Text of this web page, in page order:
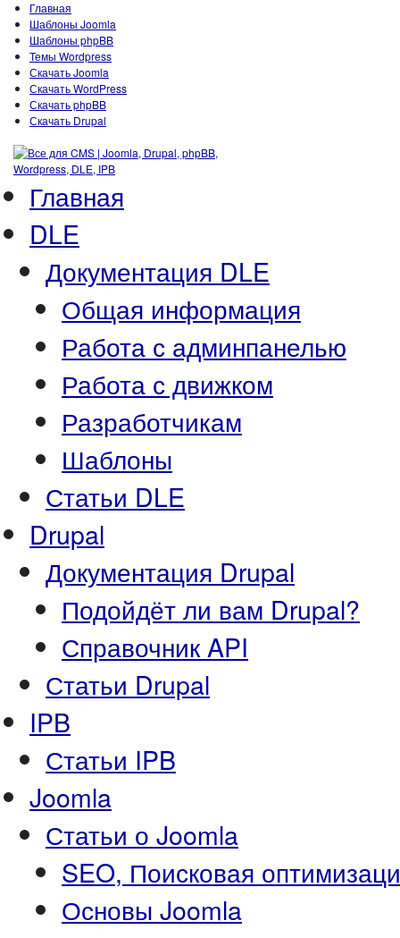
Главная
Шаблоны Joomla
Шаблоны phpBB
Темы Wordpress
Скачать Joomla
Скачать WordPress
Скачать phpBB
Скачать Drupal
Главная
DLE
Документация DLE
Общая информация
Работа с админпанелью
Работа с движком
Разработчикам
Шаблоны
Статьи DLE
Drupal
Документация Drupal
Подойдёт ли вам Drupal?
Справочник API
Статьи Drupal
IPB
Статьи IPB
Joomla
Статьи о Joomla
SEO, Поисковая
Основы Joomla